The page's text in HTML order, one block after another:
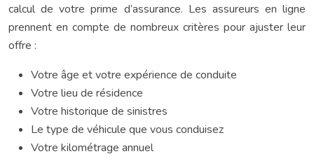
calcul de votre prime d’assurance. Les assureurs en ligne
prennent en compte de nombreux critères pour ajuster leur
offre :
Votre âge et votre expérience de conduite
Votre lieu de résidence
Votre historique de sinistres
Le type de véhicule que vous conduisez
Votre kilométrage annuel